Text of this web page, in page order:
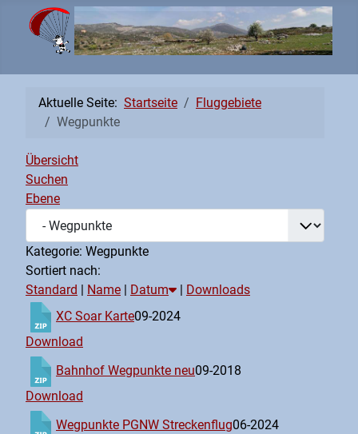
Aktuelle Seite: Startseite
Fluggebiete
Wegpunkte
Übersicht
Suchen
Ebene
Kategorie: Wegpunkte
Sortiert nach:
Standard
Name Datum
Downloads
XC Soar Karte09-2024
Download
Bahnhof Wegpunkte neu09-2018
Download
Wegpunkte PGNW Streckenflug06-2024